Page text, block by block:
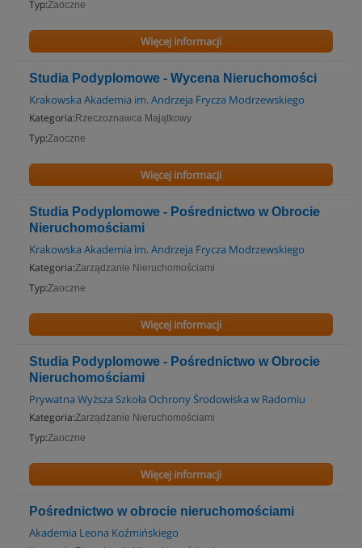
Typ:Zaoczne
Więcej informacji
Studia Podyplomowe - Wycena Nieruchomości
Krakowska Akademia im. Andrzeja Frycza Modrzewskiego
Kategoria: Rzeczoznawca Majątkowy
Typ:Zaoczne
Więcej informacji
Studia Podyplomowe - Pośrednictwo w Obrocie
Nieruchomościami
Krakowska Akademia im. Andrzeja Frycza Modrzewskiego
Kategoria:Zarządzanie Nieruchomościami
Typ:Zaoczne
Więcej informacji
Studia Podyplomowe - Pośrednictwo w Obrocie
Nieruchomościami
Prywatna Wyższa Szkoła Ochrony Środowiska w Radomiu
Kategoria:Zarządzanie Nieruchomościami
Typ:Zaoczne
Więcej informacji
Pośrednictwo w obrocie nieruchomościami
Akademia Leona Koźmińskiego